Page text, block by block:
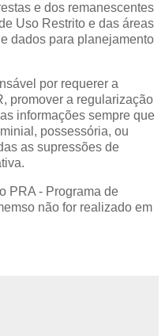
e dos remanescentes
Uso Restrito e das áreas
dados para planejamento
por requerer a
promover a regularização
informações sempre que
possessória, ou
as supressões de
PRA - Programa de
não for realizado em